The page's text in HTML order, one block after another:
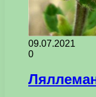
09.07.2021
0